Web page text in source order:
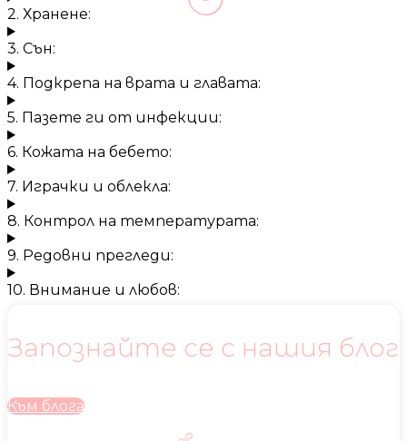
2. Хранене:
3. Сън:
4. Подкрепа на врата и главата:
5. Пазете ги от инфекции:
6. Кожата на бебето:
7. Играчки и облекла:
8. Контрол на температурата:
9. Редовни прегледи:
10. Внимание и любов:
Запознайте се с нашия блог
Към блога